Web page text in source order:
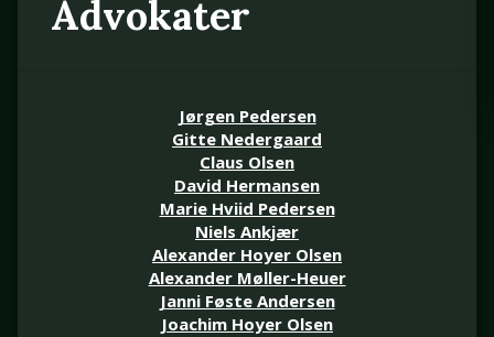
Advokater
Jørgen Pedersen
Gitte Nedergaard
Claus Olsen
David Hermansen
Marie Hviid Pedersen
Niels Ankjær
Alexander Hoyer Olsen
Alexander Møller-Heuer
Janni Føste Andersen
Joachim Hoyer Olsen